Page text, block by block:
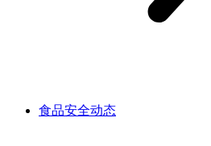
食品安全动态